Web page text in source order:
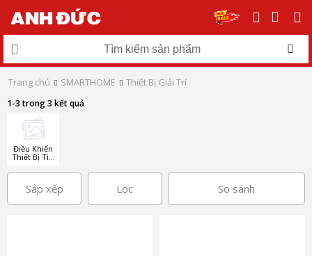
Trang chủ SMARTHOME Thiết Bị Giải Trí
1-3 trong 3 kết quả
Điều Khiển
Thiết Bị Tivi
Sắp xếp Lọc So sánh